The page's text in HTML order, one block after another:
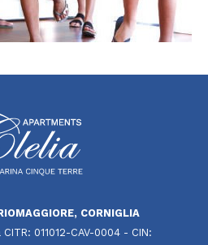
CORNIGLIA
011012-CAV-0004 - CIN: